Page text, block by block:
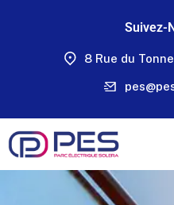
Suivez-
8 Rue du